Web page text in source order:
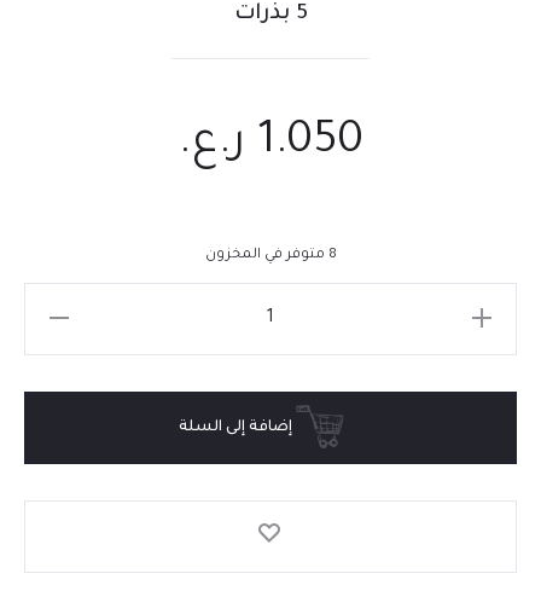
5 بذرات
1.050 ر.ع.
8 متوفر في المخزون